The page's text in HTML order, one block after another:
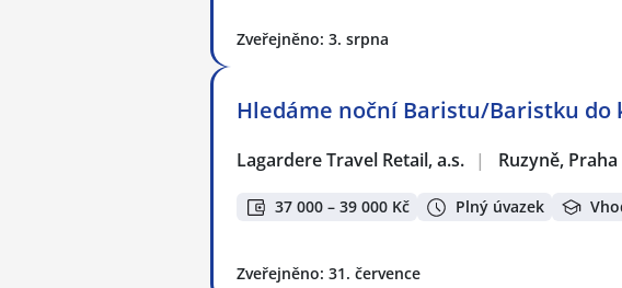
Zveřejněno: 3. srpna
Hledáme noční Baristu/Baristku do
Lagardere Travel Retail, a.s. | Ruzyně, Praha
37 000 – 39 000 Kč Plný úvazek
Zveřejněno: 31. července